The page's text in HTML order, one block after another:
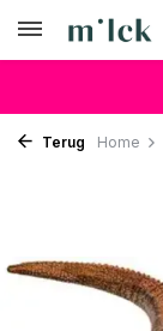
Terug Home